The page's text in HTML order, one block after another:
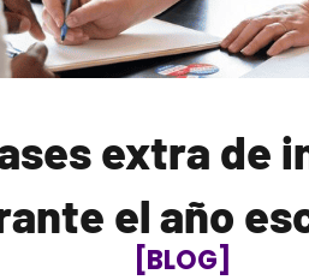
extra de
el año
[BLOG]